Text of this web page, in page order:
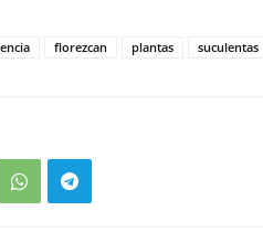
florezcan plantas suculentas